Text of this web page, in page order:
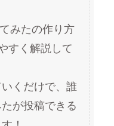
みたの作り方
すく解説して
くだけで、誰
が投稿できる